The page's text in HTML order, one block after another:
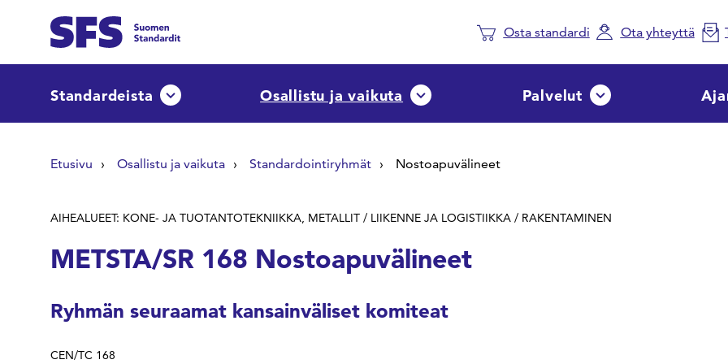
Osta standardi Ota yhteyttä
Standardeista Avaa tai sulje pudotusvalikkoOsallistu ja vaikuta Avaa tai sulje pudotusvalikko
Palvelut Avaa tai sulje
Etusivu Osallistu ja vaikuta Standardointiryhmät Nostoapuvälineet
AIHEALUEET: KONE- JA TUOTANTOTEKNIIKKA, METALLIT / LIIKENNE JA LOGISTIIKKA / RAKENTAMINEN
METSTA/SR 168 Nostoapuvälineet
Ryhmän seuraamat kansainväliset komiteat
CEN/TC 168